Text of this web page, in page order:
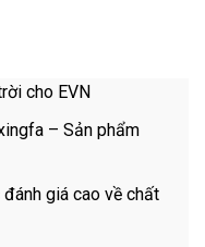
cho EVN
– Sản phẩm
giá cao về chất